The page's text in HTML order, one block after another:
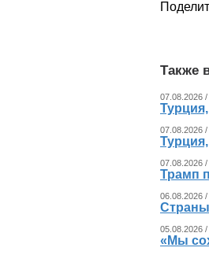
Также
07.08.2026
07.08.2026
07.08.2026
Трамп
06.08.2026
05.08.2026
«Мы